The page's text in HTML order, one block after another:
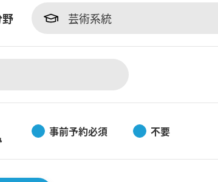
芸術系統
事前予約必須 不要